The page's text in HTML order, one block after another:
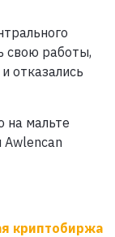
свою работы,
отказались
на мальте
Awlencan
криптобиржа